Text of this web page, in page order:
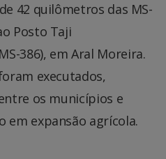
42 quilômetros das MS-
Posto Taji
386), em Aral Moreira.
executados,
os municípios e
em expansão agrícola.